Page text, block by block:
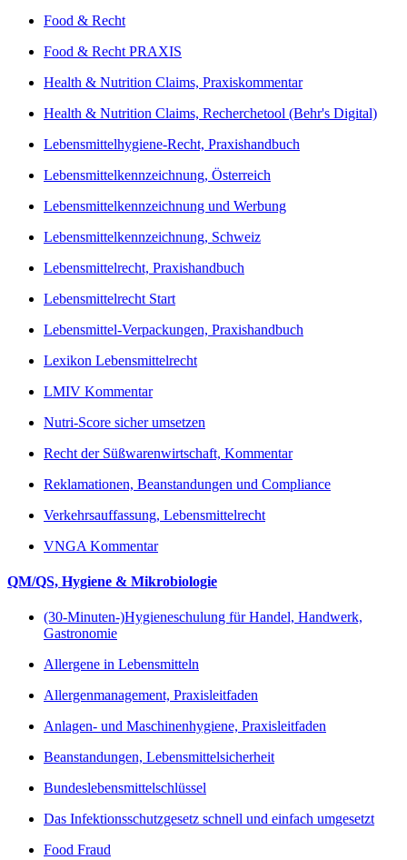
Food & Recht
Food & Recht PRAXIS
Health & Nutrition Claims, Praxiskommentar
Health & Nutrition Claims, Recherchetool (Behr's Digital)
Lebensmittelhygiene-Recht, Praxishandbuch
Lebensmittelkennzeichnung, Österreich
Lebensmittelkennzeichnung und Werbung
Lebensmittelkennzeichnung, Schweiz
Lebensmittelrecht, Praxishandbuch
Lebensmittelrecht Start
Lebensmittel-Verpackungen, Praxishandbuch
Lexikon Lebensmittelrecht
LMIV Kommentar
Nutri-Score sicher umsetzen
Recht der Süßwarenwirtschaft, Kommentar
Reklamationen, Beanstandungen und Compliance
Verkehrsauffassung, Lebensmittelrecht
VNGA Kommentar
QM/QS, Hygiene & Mikrobiologie
(30-Minuten-)Hygieneschulung für Handel, Handwerk,
Gastronomie
Allergene in Lebensmitteln
Allergenmanagement, Praxisleitfaden
Anlagen- und Maschinenhygiene, Praxisleitfaden
Beanstandungen, Lebensmittelsicherheit
Bundeslebensmittelschlüssel
Das Infektionsschutzgesetz schnell und einfach umgesetzt
Food Fraud